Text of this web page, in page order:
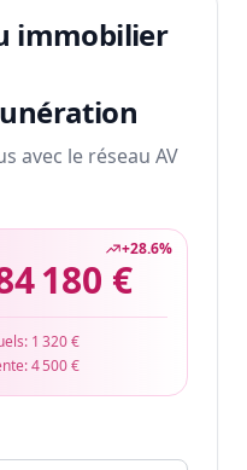
immobilier
avec le réseau AV
+28.6%
180 €
1 320 €
4 500 €